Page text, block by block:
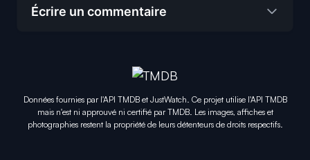
Écrire un commentaire
Données fournies par l'API TMDB et JustWatch. Ce projet utilise l'API TMDB
mais n'est ni approuvé ni certifié par TMDB. Les images, affiches et
photographies restent la propriété de leurs détenteurs de droits respectifs.